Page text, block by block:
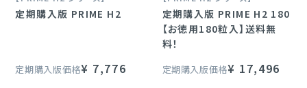
定期購入版 PRIME H2
定期購入版価格¥ 7,776
定期購入版 PRIME H2 180
【お徳用180粒入】送料無
料！
定期購入版価格¥ 17,496